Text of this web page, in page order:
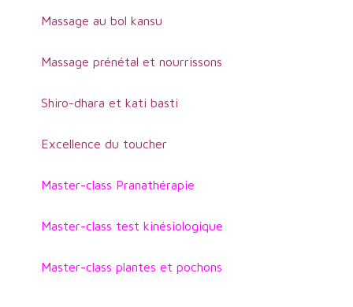
Massage au bol kansu
Massage prénétal et nourrissons
Shiro-dhara et kati basti
Excellence du toucher
Master-class Pranathérapie
Master-class test kinésiologique
Master-class plantes et pochons